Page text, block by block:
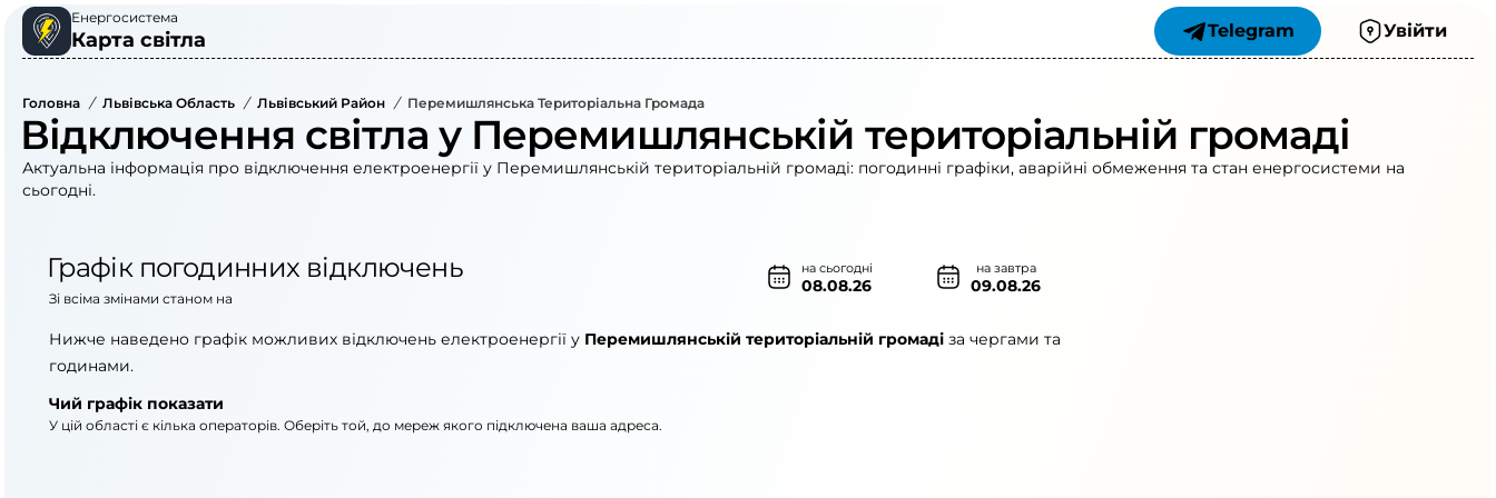
Енергосистема
Карта світла Telegram Увійти
Головна / Львівська Область / Львівський Район / Перемишлянська Територіальна Громада
Відключення світла у Перемишлянській територіальній громаді
Актуальна інформація про відключення електроенергії у Перемишлянській територіальній громаді: погодинні графіки, аварійні обмеження та стан енергосистеми на
сьогодні.
Графік погодинних відключень на сьогодні
08.08.26
на завтра
09.08.26
Зі всіма змінами станом на
Нижче наведено графік можливих відключень електроенергії у Перемишлянській територіальній громаді за чергами та
годинами.
Чий графік показати
У цій області є кілька операторів. Оберіть той, до мереж якого підключена ваша адреса.